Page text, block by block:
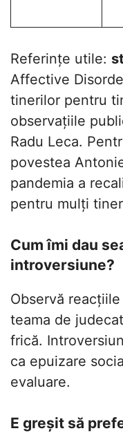
Referințe utile:
Affective
tinerilor pentru
observațiile
Radu Leca.
povestea
pandemia a
pentru mulți
Cum îmi dau
introversiune?
Observă
teama de
frică.
ca epuizare
evaluare.
E greșit să